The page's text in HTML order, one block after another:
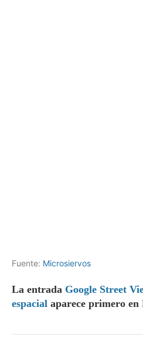
Fuente: Microsiervos
La entrada Google Street
espacial aparece primero en